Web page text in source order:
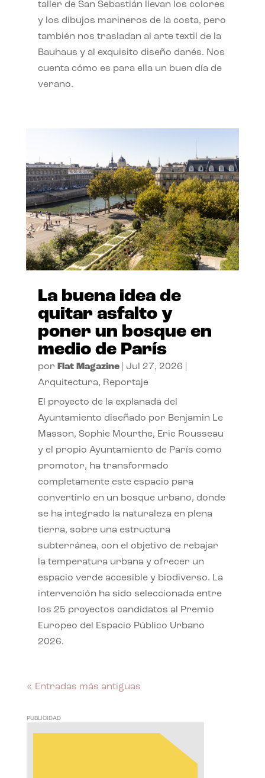
taller de San Sebastián llevan los colores
y los dibujos marineros de la costa, pero
también nos trasladan al arte textil de la
Bauhaus y al exquisito diseño danés. Nos
cuenta cómo es para ella un buen día de
verano.
La buena idea de
quitar asfalto y
poner un bosque en
medio de París
por Flat Magazine| Jul 27, 2026
Arquitectura, Reportaje
El proyecto de la explanada del
Ayuntamiento diseñado por Benjamin Le
Masson, Sophie Mourthe, Eric Rousseau
y el propio Ayuntamiento de París como
promotor, ha transformado
completamente este espacio para
convertirlo en un bosque urbano, donde
se ha integrado la naturaleza en plena
tierra, sobre una estructura
subterránea, con el objetivo de rebajar
la temperatura urbana y ofrecer un
espacio verde accesible y biodiverso. La
intervención ha sido seleccionada entre
los 25 proyectos candidatos al Premio
Europeo del Espacio Público Urbano
2026.
« Entradas más antiguas
PUBLICIDAD